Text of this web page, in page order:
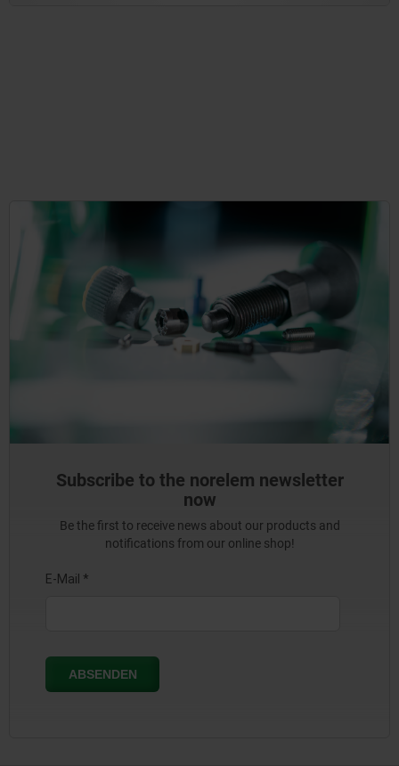
Subscribe to the norelem newsletter
now
Be the first to receive news about our products and
notifications from our online shop!